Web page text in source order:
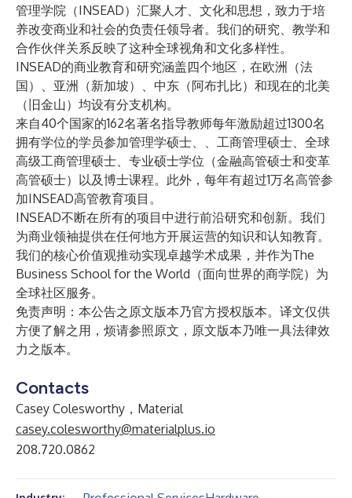
管理学院（INSEAD）汇聚人才、文化和思想，致力于培
养改变商业和社会的负责任领导者。我们的研究、教学和
合作伙伴关系反映了这种全球视角和文化多样性。
INSEAD的商业教育和研究涵盖四个地区，在欧洲
（法
国）、 亚洲 （新加坡）、 中东 （阿布扎比）和现在的北美
（旧金山）均设有分支机构。
来自40个国家的162名著名指导教师每年激励超过1300名
拥有学位的学员参加管理学硕士、 、 工商管理硕士、 全球
高级工商管理硕士、专业硕士学位（金融高管硕士和变革
高管硕士）以及博士课程。此外，每年有超过1万名高管参
加INSEAD高管教育项目。
INSEAD不断在所有的项目中进行前沿研究和创新。我们
为商业领袖提供在任何地方开展运营的知识和认知教育。
我们的核心价值观推动实现卓越学术成果，并作为The
Business School for the World（面向世界的商学院）为
全球社区服务。
免责声明：本公告之原文版本乃官方授权版本。译文仅供
方便了解之用，烦请参照原文，原文版本乃唯一具法律效
力之版本。
Contacts
Casey Colesworthy，Material
casey.colesworthy@materialplus.io
208.720.0862